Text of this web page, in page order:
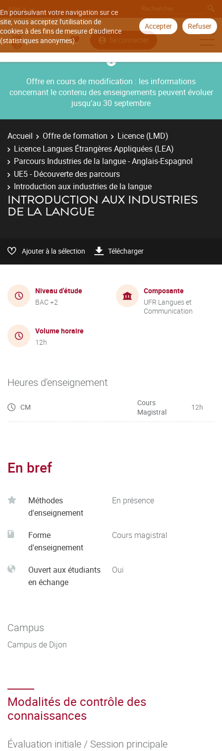
En poursuivant votre navigation sur ce
site, vous acceptez l'utilisation de
cookies à des fins de mesure d'audience
(statistiques anonymes).
Accepter Refuser
Aller à
Se connecter
Offre en cours de modification : les informations
concernant le contenu des enseignements peuvent évoluer
jusqu’au 30 septembre
Accueil Offre de formation
Licence (LMD)
Licence Langues Étrangères Appliquées (LEA)
Parcours Industries de la langue - Anglais-Espagnol
UE5 - Découverte des parcours
Introduction aux industries de la langue
INTRODUCTION AUX INDUSTRIES
DE LA LANGUE
Ajouter à la sélection Télécharger
Niveau d'étude
BAC +2
Composante
UFR Langues et
Communication
Volume horaire
12h
Heures d'enseignement
CM
Cours
Magistral
12h
En bref
Méthodes
d'enseignement
En présence
Forme
d'enseignement
Cours magistral
Ouvert aux étudiants
en échange
Oui
Campus
Campus de Dijon
Modalités de contrôle des
connaissances
Évaluation initiale / Session principale